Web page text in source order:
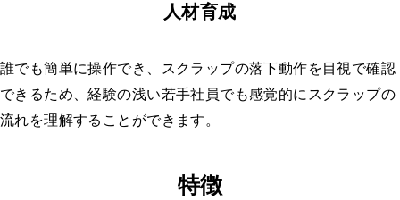
人材育成
誰でも簡単に操作でき、スクラップの落下動作を目視で確認
できるため、経験の浅い若手社員でも感覚的にスクラップの
流れを理解することができます。
特徴